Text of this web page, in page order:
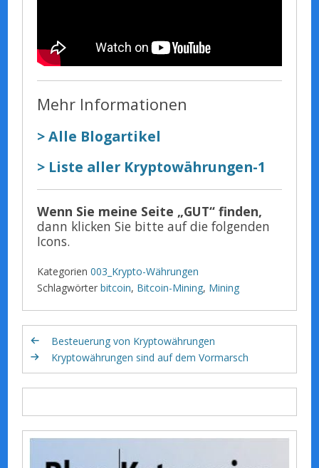
Mehr Informationen
> Alle Blogartikel
> Liste aller Kryptowährungen-1
Wenn Sie meine Seite „GUT“ finden,
dann klicken Sie bitte auf die folgenden
Icons.
Kategorien 003_Krypto-Währungen
Schlagwörter bitcoin, Bitcoin-Mining, Mining
Besteuerung von Kryptowährungen
Kryptowährungen sind auf dem Vormarsch